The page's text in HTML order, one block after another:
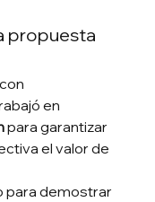
propuesta
en
para garantizar
el valor de
para demostrar